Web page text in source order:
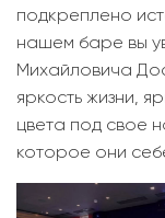
подкреплено
нашем баре вы
Михайловича
яркость жизни,
цвета под свое
которое они